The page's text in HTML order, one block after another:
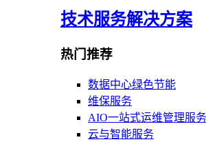
技术服务解决方案
热门推荐
数据中心绿色节能
维保服务
AIO一站式运维管理服务
云与智能服务